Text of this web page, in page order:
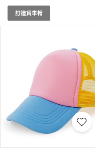
其他設計元素，增強品
iGift制服的現貨貨車帽
視乎數量而定。
貨期約
訂造貨車帽